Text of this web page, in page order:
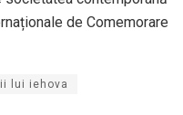
de Comemorare
lui iehova